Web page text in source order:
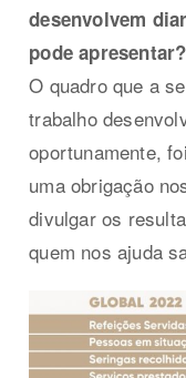
desenvolvem
pode apresentar?
O quadro que a
trabalho
oportunamente,
uma obrigação
divulgar os
quem nos ajuda